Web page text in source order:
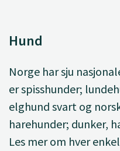
Hund
Norge har sju
er spisshunder;
elghund svart og
harehunder; dunker,
Les mer om hver